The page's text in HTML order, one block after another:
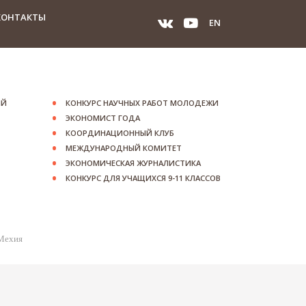
EN
КОНКУРС НАУЧНЫХ РАБОТ МОЛОДЕЖИ
ЭКОНОМИСТ ГОДА
КООРДИНАЦИОННЫЙ КЛУБ
МЕЖДУНАРОДНЫЙ КОМИТЕТ
ЭКОНОМИЧЕСКАЯ ЖУРНАЛИСТИКА
КОНКУРС ДЛЯ УЧАЩИХСЯ 9-11 КЛАССОВ